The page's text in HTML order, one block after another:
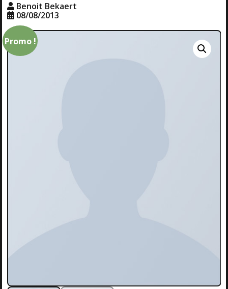
Benoit Bekaert
08/08/2013
Promo !